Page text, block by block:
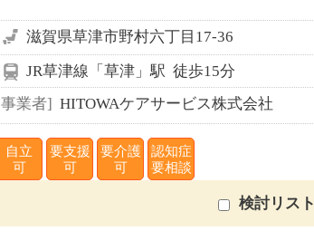
滋賀県草津市野村六丁目17-36
JR草津線「草津」駅 徒歩15分
事業者
HITOWAケアサービス株式会社
自立
可
要支援
可
要介護
可
認知症
要相談
検討リス